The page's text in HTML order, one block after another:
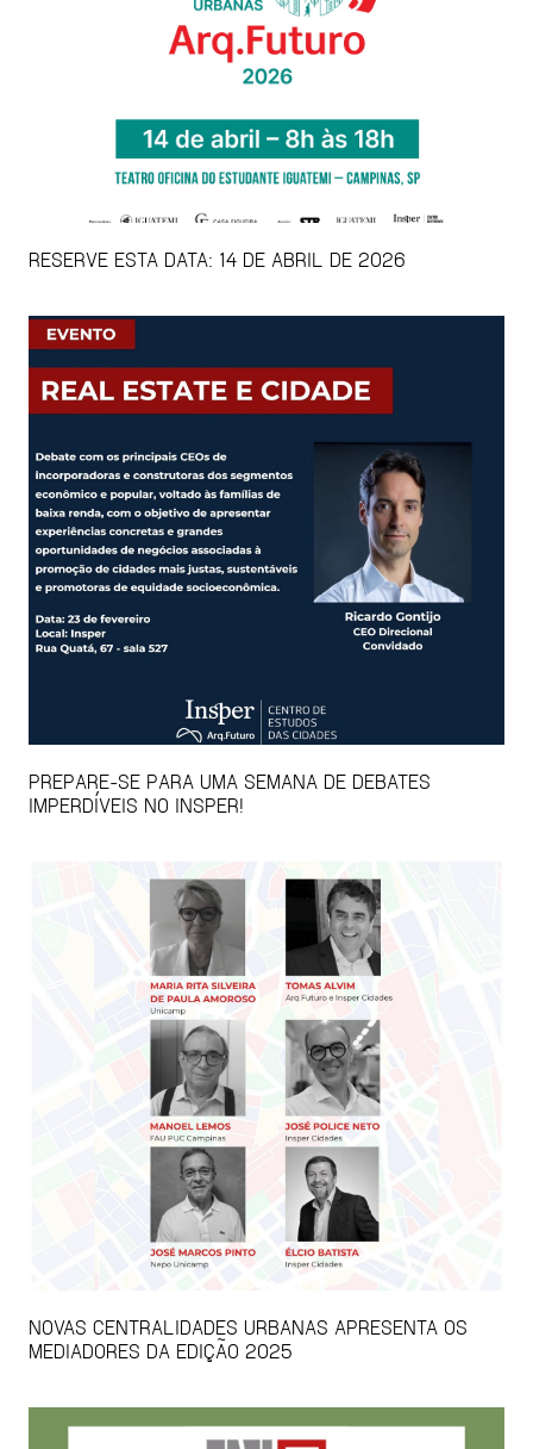
RESERVE ESTA DATA: 14 DE ABRIL DE 2026
PREPARE-SE PARA UMA SEMANA DE DEBATES
IMPERDÍVEIS NO INSPER!
NOVAS CENTRALIDADES URBANAS APRESENTA OS
MEDIADORES DA EDIÇÃO 2025